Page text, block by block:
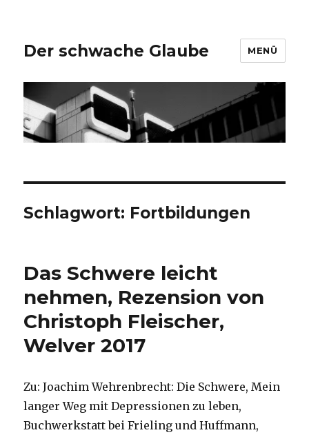
Der schwache Glaube MENÜ
Schlagwort: Fortbildungen
Das Schwere leicht
nehmen, Rezension von
Christoph Fleischer,
Welver 2017
Zu: Joachim Wehrenbrecht: Die Schwere, Mein
langer Weg mit Depressionen zu leben,
Buchwerkstatt bei Frieling und Huffmann,